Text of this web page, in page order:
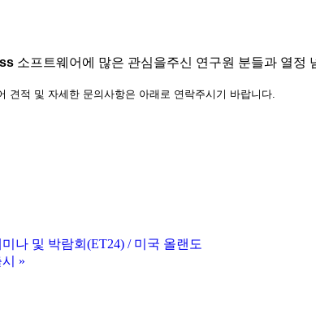
소프트웨어에 많은 관심을주신 연구원 분들과 열정
견적 및 자세한 문의사항은 아래로 연락주시기 바랍니다.
나 및 박람회(ET24) / 미국 올랜도
»